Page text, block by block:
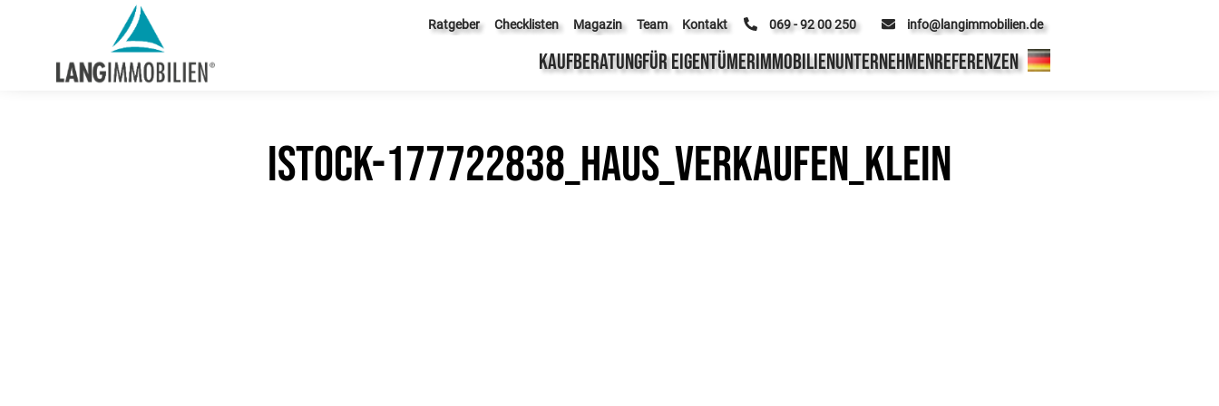
Ratgeber Checklisten Magazin Team Kontakt 069 - 92 00 250 info@langimmobilien.de
KAUFBERATUNGFÜR EIGENTÜMERIMMOBILIENUNTERNEHMENREFERENZEN
iStock-177722838_Haus_verkaufen_klein